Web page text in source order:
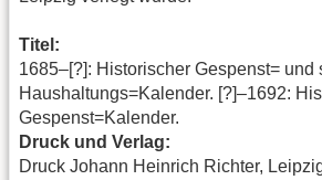
Titel:
1685–[?]: Historischer Gespenst= und
Haushaltungs=Kalender. [?]–1692:
Gespenst=Kalender.
Druck und Verlag:
Druck Johann Heinrich Richter,